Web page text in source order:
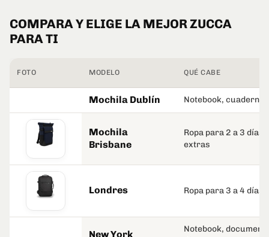
COMPARA Y ELIGE LA MEJOR ZUCCA
PARA TI
FOTO MODELO QUÉ CABE
Mochila Dublín Notebook,
Mochila
Brisbane
Ropa para 2 a 3
extras
Londres Ropa para 3 a 4
New York
Notebook,